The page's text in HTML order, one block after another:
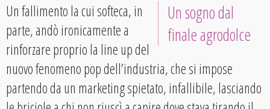
Un sogno dal
finale agrodolce
Un fallimento la cui softeca, in
parte, andò ironicamente a
rinforzare proprio la line up del
nuovo fenomeno pop dell’industria, che si impose
partendo da un marketing spietato, infallibile, lasciando